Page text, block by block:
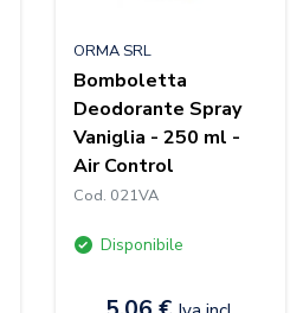
ORMA SRL
Bomboletta
Deodorante Spray
Vaniglia - 250 ml -
Air Control
Cod. 021VA
Disponibile